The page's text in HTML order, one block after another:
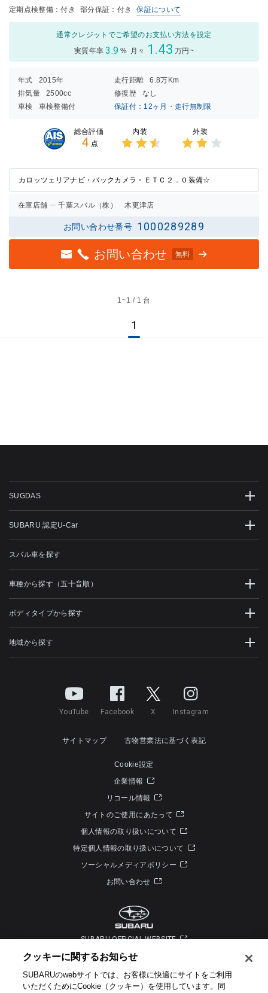
定期点検整備：付き 部分保証：付き 保証について
通常クレジットでご希望のお支払い方法を設定
実質年率 3.9 % 月々 1.43 万円~
年式 2015年 走行距離
6.8万Km
排気量
2500cc 修復歴
なし
車検
車検整備付 保証付：12ヶ月・走行無制限
総合評価
4 点
内装
2.5点
の評価
外装
2点の
評価
カロッツェリアナビ・バックカメラ・ＥＴＣ２．０装備☆
在庫店舗 千葉スバル（株） 木更津店
お問い合わせ番号 1000289289
お問い合わせ 無料
1~1 / 1 台
1
SUGDAS
SUBARU 認定U-Car
スバル車を探す
車種から探す（五十音順）
ボディタイプから探す
地域から探す
YouTube Facebook X Instagram
サイトマップ 古物営業法に基づく表記
Cookie設定
企業情報
リコール情報
サイトのご使用にあたって
個人情報の取り扱いについて
特定個人情報の取り扱いについて
ソーシャルメディアポリシー
お問い合わせ
SUBARU OFFICIAL WEBSITE
クッキーに関するお知らせ​
SUBARUのwebサイトでは、お客様に快適にサイトをご利用
いただくためにCookie（クッキー）を使用しています。​ 同